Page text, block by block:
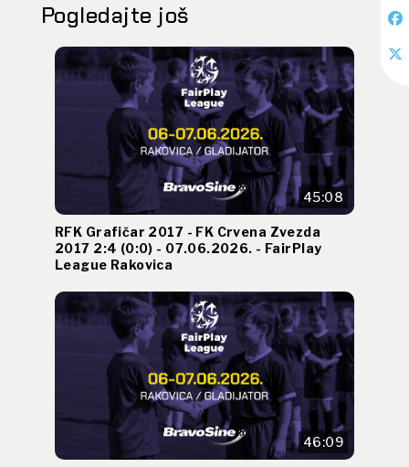
Pogledajte još
45:08
RFK Grafičar 2017 - FK Crvena Zvezda
2017 2:4 (0:0) - 07.06.2026. - FairPlay
League Rakovica
46:09